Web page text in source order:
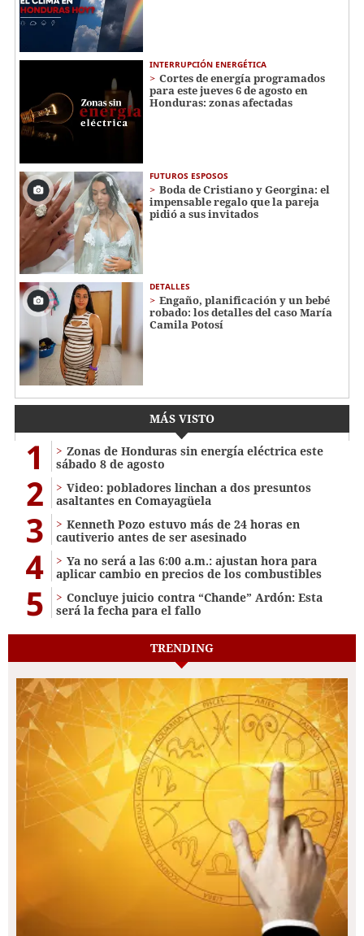
INTERRUPCIÓN ENERGÉTICA
Cortes de energía programados
para este jueves 6 de agosto en
Honduras: zonas afectadas
FUTUROS ESPOSOS
Boda de Cristiano y Georgina: el
impensable regalo que la pareja
pidió a sus invitados
DETALLES
Engaño, planificación y un bebé
robado: los detalles del caso María
Camila Potosí
MÁS VISTO
1
Zonas de Honduras sin energía eléctrica este
sábado 8 de agosto
2
Video: pobladores linchan a dos presuntos
asaltantes en Comayagüela
3
Kenneth Pozo estuvo más de 24 horas en
cautiverio antes de ser asesinado
4
Ya no será a las 6:00 a.m.: ajustan hora para
aplicar cambio en precios de los combustibles
5
Concluye juicio contra “Chande” Ardón: Esta
será la fecha para el fallo
TRENDING